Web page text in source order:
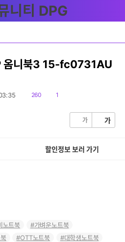
옴니북3 15-fc0731AU
읽
260
댓1
가 가
할인정보 보러 가기
노트북
가벼운노트북
OTT노트북
대학생노트북